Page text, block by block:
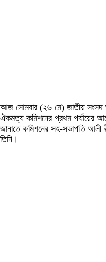
আজ সোমবার (২৬ মে) জাতীয় সংসদ
ঐকমত্য কমিশনের প্রথম পর্যায়ের
জানাতে কমিশনের সহ-সভাপতি আলী
তিনি।